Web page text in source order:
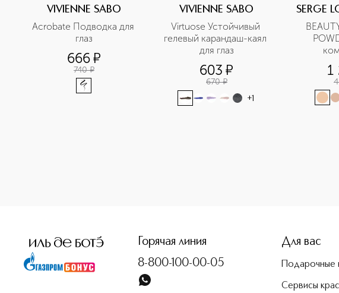
VIVIENNE SABO
Acrobate Подводка для
глаз
666¤
740 ¤
VIVIENNE SABO
Virtuose Устойчивый
гелевый карандаш-каял
для глаз
603 ¤
670 ¤
+1
SERGE
1
Горячая линия
8-800-100-00-05
Для вас
Подарочные
Сервисы